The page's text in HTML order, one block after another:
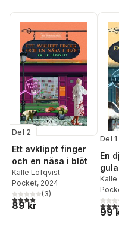
Del 2
Ett avklippt finger
och en näsa i blöt
Kalle Löfqvist
Pocket, 2024
4,0utav 5 stjärnor. Totalt antal
(3)
89 kr
Del 1
En
3,5
99